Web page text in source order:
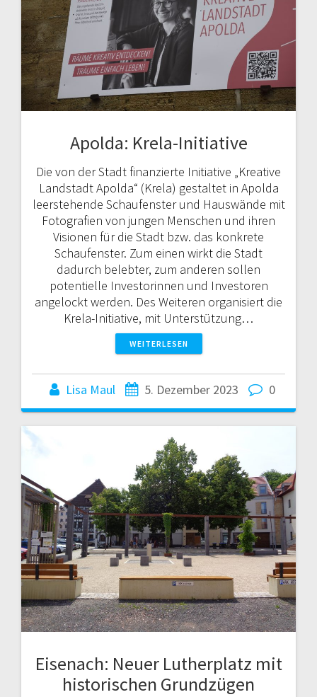
Apolda: Krela-Initiative
Die von der Stadt finanzierte Initiative „Kreative
Landstadt Apolda“ (Krela) gestaltet in Apolda
leerstehende Schaufenster und Hauswände mit
Fotografien von jungen Menschen und ihren
Visionen für die Stadt bzw. das konkrete
Schaufenster. Zum einen wirkt die Stadt
dadurch belebter, zum anderen sollen
potentielle Investorinnen und Investoren
angelockt werden. Des Weiteren organisiert die
Krela-Initiative, mit Unterstützung…
WEITERLESEN
Lisa Maul 5. Dezember 2023 0
Eisenach: Neuer Lutherplatz mit
historischen Grundzügen